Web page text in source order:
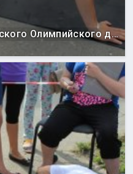
Празднование Всероссийского Олимпийского дня